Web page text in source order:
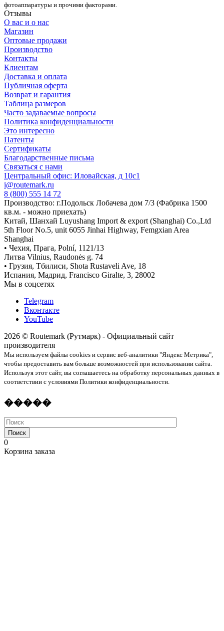
фотоаппаратуры и прочими факторами.
Отзывы
О вас и о нас
Магазин
Оптовые продажи
Производство
Контакты
Клиентам
Доставка и оплата
Публичная оферта
Возврат и гарантия
Таблица размеров
Часто задаваемые вопросы
Политика конфиденциальности
Это интересно
Патенты
Сертификаты
Благодарственные письма
Связаться с нами
Центральный офис: Иловайская, д 10с1
i@routemark.ru
8 (800) 555 14 72
Производство: г.Подольск Лобачева дом 7/3 (Фабрика 1500
кв.м. - можно приехать)
Китай, Шанхай Luyushang Import & export (Shanghai) Co.,Ltd
5th Floor No.5, unit 6055 Jinhai Highway, Femgxian Area
Shanghai
• Чехия, Прага, Polní, 1121/13
Литва Vilnius, Raudonės g. 74
• Грузия, Тбилиси, Shota Rustaveli Ave, 18
Испания, Мадрид, Francisco Giralte, 3, 28002
Мы в соцсетях
Telegram
Вконтакте
YouTube
2026 © Routemark (Рутмарк) - Официальный сайт
производителя
Мы используем файлы cookies и сервис веб-аналитики "Яндекс Метрика",
чтобы предоставить вам больше возможностей при использовании сайта.
Используя этот сайт, вы соглашаетесь на обработку персональных данных в
соответствии с условиями Политики конфиденциальности.
�����
Поиск
0
Корзина заказа